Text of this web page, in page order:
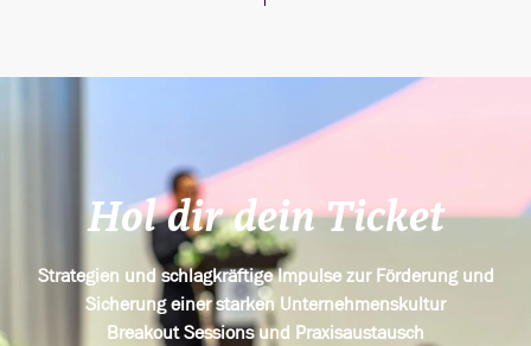
Hol dir dein Ticket
Strategien und schlagkräftige Impulse zur Förderung und
Sicherung einer starken Unternehmenskultur
Breakout Sessions und Praxisaustausch